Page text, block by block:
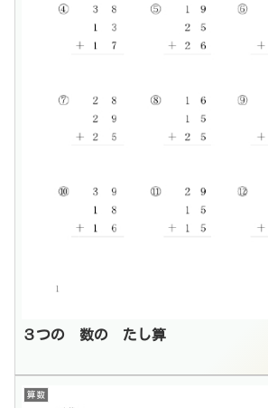
３つの 数の たし算
算数